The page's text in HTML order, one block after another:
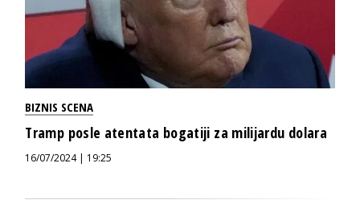
BIZNIS SCENA
Tramp posle atentata bogatiji za milijardu dolara
16/07/2024 | 19:25